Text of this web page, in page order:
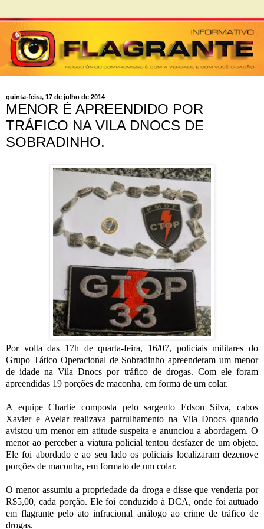
quinta-feira, 17 de julho de 2014
MENOR É APREENDIDO POR
TRÁFICO NA VILA DNOCS DE
SOBRADINHO.
Por volta das 17h de quarta-feira, 16/07, policiais militares do
Grupo Tático Operacional de Sobradinho apreenderam um menor
de idade na Vila Dnocs por tráfico de drogas. Com ele foram
apreendidas 19 porções de maconha, em forma de um colar.
A equipe Charlie composta pelo sargento Edson Silva, cabos
Xavier e Avelar realizava patrulhamento na Vila Dnocs quando
avistou um menor em atitude suspeita e anunciou a abordagem. O
menor ao perceber a viatura policial tentou desfazer de um objeto.
Ele foi abordado e ao seu lado os policiais localizaram dezenove
porções de maconha, em formato de um colar.
O menor assumiu a propriedade da droga e disse que venderia por
R$5,00, cada porção. Ele foi conduzido à DCA, onde foi autuado
em flagrante pelo ato infracional análogo ao crime de tráfico de
drogas.